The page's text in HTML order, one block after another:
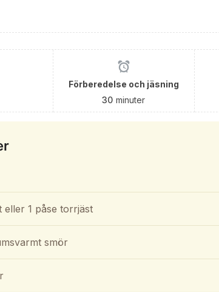
Förberedelse och jäsning
30 minuter
eller 1 påse torrjäst
smör